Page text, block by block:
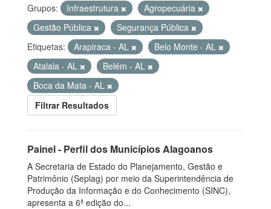
Grupos:
Infraestrutura
Agropecuária
Gestão Pública
Segurança Pública
Etiquetas:
Arapiraca - AL
Belo Monte - AL
Atalaia - AL
Belém - AL
Boca da Mata - AL
Filtrar Resultados
Painel - Perfil dos Municípios Alagoanos
A Secretaria de Estado do Planejamento, Gestão e
Patrimônio (Seplag) por meio da Superintendência de
Produção da Informação e do Conhecimento (SINC),
apresenta a 6ª edição do...